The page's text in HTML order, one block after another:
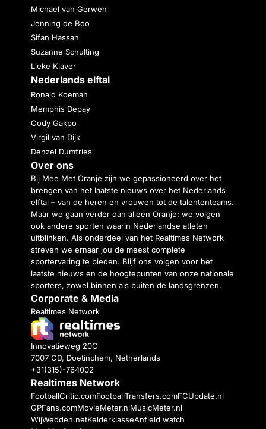
Michael van Gerwen
Jenning de Boo
Sifan Hassan
Suzanne Schulting
Lieke Klaver
Nederlands elftal
Ronald Koeman
Memphis Depay
Cody Gakpo
Virgil van Dijk
Denzel Dumfries
Over ons
Bij Mee Met Oranje zijn we gepassioneerd over het
brengen van het laatste nieuws over het Nederlands
elftal – van de heren en vrouwen tot de talententeams.
Maar we gaan verder dan alleen Oranje: we volgen
ook andere sporten waarin Nederlandse atleten
uitblinken. Als onderdeel van het Realtimes Network
streven we ernaar jou de meest complete
sportervaring te bieden. Blijf ons volgen voor het
laatste nieuws en de hoogtepunten van onze nationale
sporters, zowel binnen als buiten de landsgrenzen.
Corporate & Media
Realtimes Network
Innovatieweg 20C
7007 CD, Doetinchem, Netherlands
+31(315)-764002
Realtimes Network
FootballCritic.comFootballTransfers.comFCUpdate.nl
GPFans.comMovieMeter.nlMusicMeter.nl
WijWedden.netKelderklasseAnfield watch